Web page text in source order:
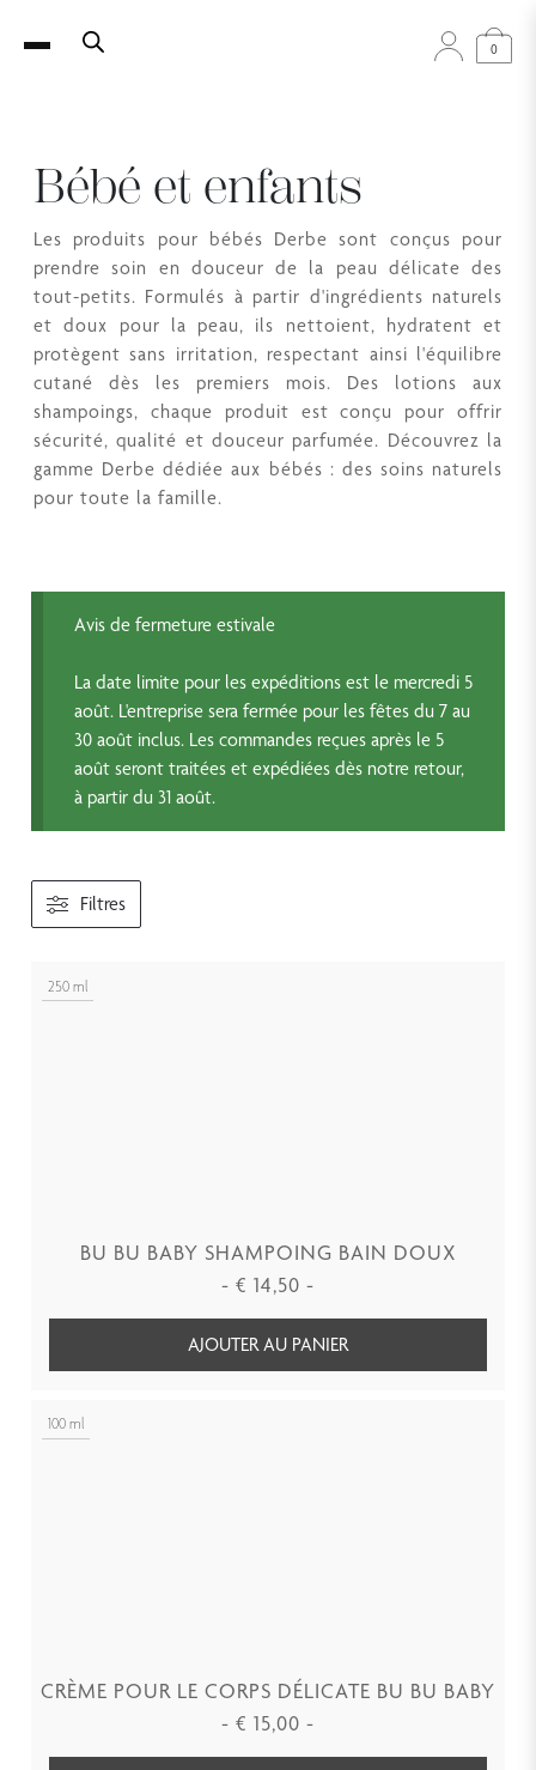
0
Bébé et enfants
Les produits pour bébés Derbe sont conçus pour
prendre soin en douceur de la peau délicate des
tout-petits. Formulés à partir d'ingrédients naturels
et doux pour la peau, ils nettoient, hydratent et
protègent sans irritation, respectant ainsi l'équilibre
cutané dès les premiers mois. Des lotions aux
shampoings, chaque produit est conçu pour offrir
sécurité, qualité et douceur parfumée. Découvrez la
gamme Derbe dédiée aux bébés : des soins naturels
pour toute la famille.
Avis de fermeture estivale
La date limite pour les expéditions est le mercredi 5
août. L'entreprise sera fermée pour les fêtes du 7 au
30 août inclus. Les commandes reçues après le 5
août seront traitées et expédiées dès notre retour,
à partir du 31 août.
Filtres
250 ml
BU BU BABY SHAMPOING BAIN DOUX
- € 14,50 -
AJOUTER AU PANIER
100 ml
CRÈME POUR LE CORPS DÉLICATE BU BU BABY
- € 15,00 -